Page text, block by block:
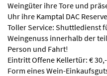
Weingüter ihre Tore und
Uhr ihre Kamptal DAC
Toller Service: Shuttledienst
Weingenuss innerhalb der
Person und Fahrt!
Eintritt Offene Kellertür: €
Form eines Wein-